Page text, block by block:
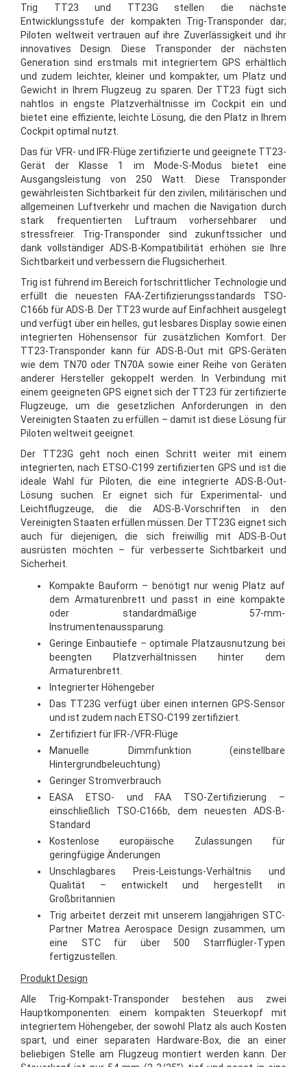
Trig TT23 und TT23G stellen die nächste
Entwicklungsstufe der kompakten Trig-Transponder dar;
Piloten weltweit vertrauen auf ihre Zuverlässigkeit und ihr
innovatives Design. Diese Transponder der nächsten
Generation sind erstmals mit integriertem GPS erhältlich
und zudem leichter, kleiner und kompakter, um Platz und
Gewicht in Ihrem Flugzeug zu sparen. Der TT23 fügt sich
nahtlos in engste Platzverhältnisse im Cockpit ein und
bietet eine effiziente, leichte Lösung, die den Platz in Ihrem
Cockpit optimal nutzt.
Das für VFR- und IFR-Flüge zertifizierte und geeignete TT23-
Gerät der Klasse 1 im Mode-S-Modus bietet eine
Ausgangsleistung von 250 Watt. Diese Transponder
gewährleisten Sichtbarkeit für den zivilen, militärischen und
allgemeinen Luftverkehr und machen die Navigation durch
stark frequentierten Luftraum vorhersehbarer und
stressfreier. Trig-Transponder sind zukunftssicher und
dank vollständiger ADS-B-Kompatibilität erhöhen sie Ihre
Sichtbarkeit und verbessern die Flugsicherheit.
Trig ist führend im Bereich fortschrittlicher Technologie und
erfüllt die neuesten FAA-Zertifizierungsstandards TSO-
C166b für ADS-B. Der TT23 wurde auf Einfachheit ausgelegt
und verfügt über ein helles, gut lesbares Display sowie einen
integrierten Höhensensor für zusätzlichen Komfort. Der
TT23-Transponder kann für ADS-B-Out mit GPS-Geräten
wie dem TN70 oder TN70A sowie einer Reihe von Geräten
anderer Hersteller gekoppelt werden. In Verbindung mit
einem geeigneten GPS eignet sich der TT23 für zertifizierte
Flugzeuge, um die gesetzlichen Anforderungen in den
Vereinigten Staaten zu erfüllen – damit ist diese Lösung für
Piloten weltweit geeignet.
Der TT23G geht noch einen Schritt weiter mit einem
integrierten, nach ETSO-C199 zertifizierten GPS und ist die
ideale Wahl für Piloten, die eine integrierte ADS-B-Out-
Lösung suchen. Er eignet sich für Experimental- und
Leichtflugzeuge, die die ADS-B-Vorschriften in den
Vereinigten Staaten erfüllen müssen. Der TT23G eignet sich
auch für diejenigen, die sich freiwillig mit ADS-B-Out
ausrüsten möchten – für verbesserte Sichtbarkeit und
Sicherheit.
Kompakte Bauform – benötigt nur wenig Platz auf
dem Armaturenbrett und passt in eine kompakte
oder standardmäßige 57-mm-
Instrumentenaussparung.
Geringe Einbautiefe – optimale Platzausnutzung bei
beengten Platzverhältnissen hinter dem
Armaturenbrett.
Integrierter Höhengeber
Das TT23G verfügt über einen internen GPS-Sensor
und ist zudem nach ETSO-C199 zertifiziert.
Zertifiziert für IFR-/VFR-Flüge
Manuelle Dimmfunktion (einstellbare
Hintergrundbeleuchtung)
Geringer Stromverbrauch
EASA ETSO- und FAA TSO-Zertifizierung –
einschließlich TSO-C166b, dem neuesten ADS-B-
Standard
Kostenlose europäische Zulassungen für
geringfügige Änderungen
Unschlagbares Preis-Leistungs-Verhältnis und
Qualität – entwickelt und hergestellt in
Großbritannien
Trig arbeitet derzeit mit unserem langjährigen STC-
Partner Matrea Aerospace Design zusammen, um
eine STC für über 500 Starrflügler-Typen
fertigzustellen.
Produkt Design
Alle Trig-Kompakt-Transponder bestehen aus zwei
Hauptkomponenten: einem kompakten Steuerkopf mit
integriertem Höhengeber, der sowohl Platz als auch Kosten
spart, und einer separaten Hardware-Box, die an einer
beliebigen Stelle am Flugzeug montiert werden kann. Der